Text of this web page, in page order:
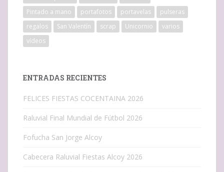
Pintado a mano
portafotos portavelas
pulseras
regalos
San Valentín scrap Unicornio
varios
vídeos
ENTRADAS RECIENTES
FELICES FIESTAS COCENTAINA 2026
Raluvial Final Mundial de Fútbol 2026
Fofucha San Jorge Alcoy
Cabecera Raluvial Fiestas Alcoy 2026